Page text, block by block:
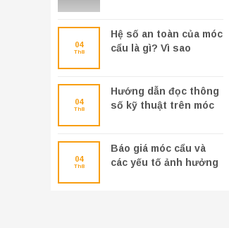
04
Th8
Hệ số an toàn của móc
cẩu là gì? Vì sao
04
Th8
Hướng dẫn đọc thông
số kỹ thuật trên móc
04
Th8
Báo giá móc cẩu và
các yếu tố ảnh hưởng